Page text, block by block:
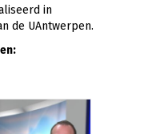
in
de UAntwerpen.